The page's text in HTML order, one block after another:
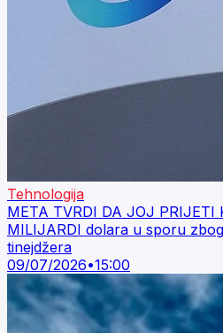
Tehnologija
META TVRDI DA JOJ PRIJETI
MILIJARDI dolara u sporu
tinejdžera
09/07/2026•15:00